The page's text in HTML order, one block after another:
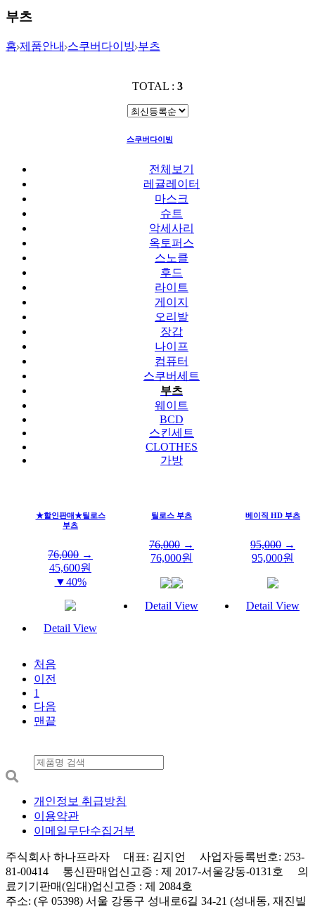
부츠
홈 제품안내 스쿠버다이빙 부츠
TOTAL : 3
스쿠버다이빙
전체보기
레귤레이터
마스크
슈트
악세사리
옥토퍼스
스노클
후드
라이트
게이지
오리발
장갑
나이프
컴퓨터
스쿠버세트
부츠
웨이트
BCD
스킨세트
CLOTHES
가방
★할인판매★틸로스
부츠
76,000 →
45,600원
▼40%
Detail View
틸로스 부츠
76,000 →
76,000원
Detail View
베이직 HD 부츠
95,000 →
95,000원
Detail View
처음
이전
1
다음
맨끝
개인정보 취급방침
이용약관
이메일무단수집거부
주식회사 하나프라자 대표: 김지언 사업자등록번호: 253-
81-00414 통신판매업신고증 : 제 2017-서울강동-0131호 의
료기기판매(임대)업신고증 : 제 2084호
주소: (우 05398) 서울 강동구 성내로6길 34-21 (성내동, 재진빌